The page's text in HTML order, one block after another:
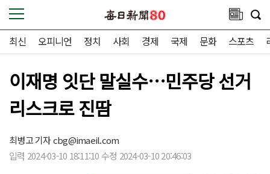
최신 오피니언 정치 사회 경제 국제 문화 스포츠
이재명 잇단 말실수…민주당 선거
리스크로 진땀
최병고 기자cbg@imaeil.com
입력 2024-03-10 18:11:10 수정 2024-03-10 20:46:03